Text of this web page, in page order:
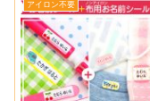
アイロン不要